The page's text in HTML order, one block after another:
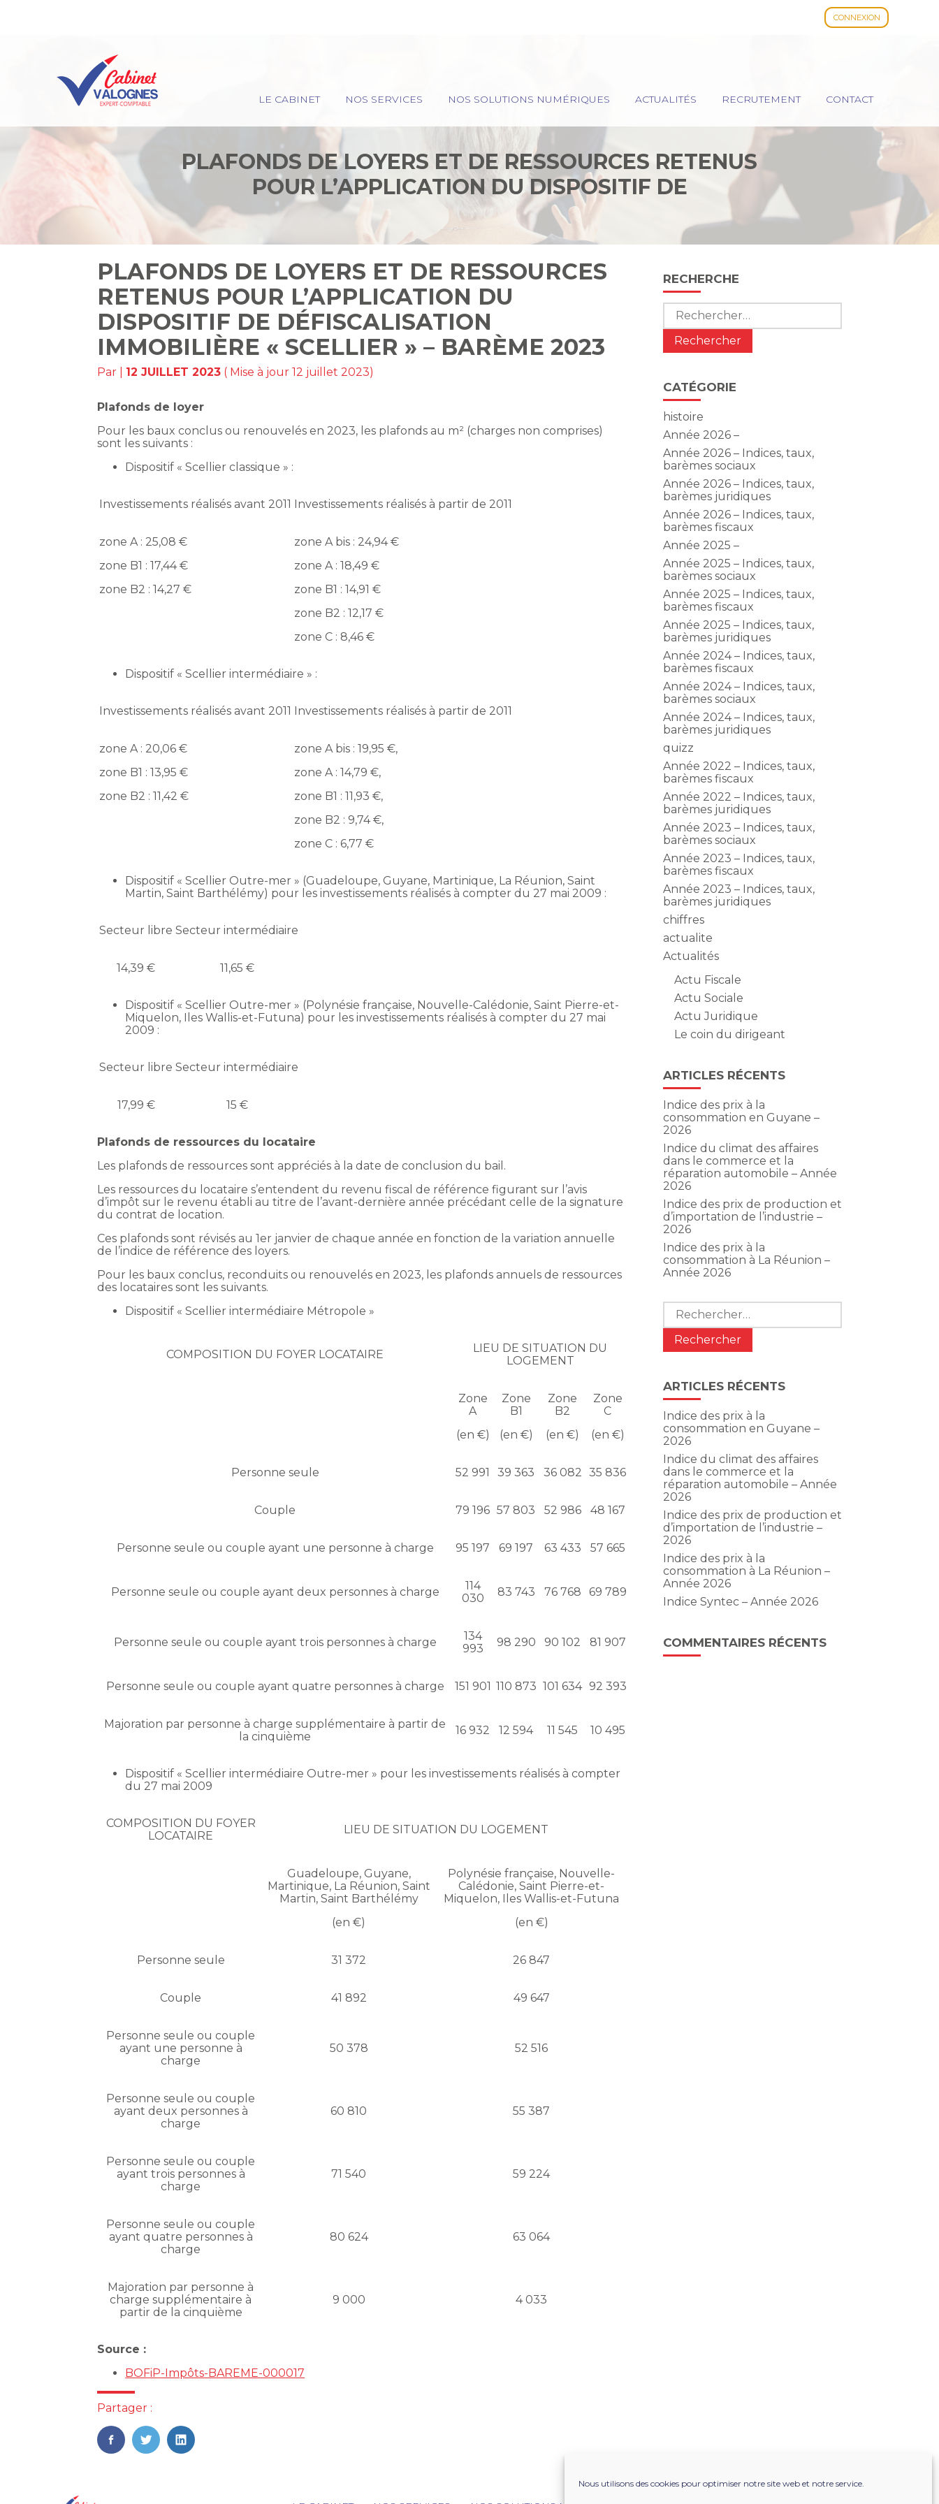
Nous utilisons des cookies pour optimiser notre site web et notre service.
CONNEXION
au
contenu
Principal
LE CABINET NOS SERVICES NOS SOLUTIONS NUMÉRIQUES ACTUALITÉS RECRUTEMENT CONTACT
PLAFONDS DE LOYERS ET DE RESSOURCES RETENUS
POUR L’APPLICATION DU DISPOSITIF DE
DÉFISCALISATION IMMOBILIÈRE « SCELLIER » – BARÈME
2023
PLAFONDS DE LOYERS ET DE RESSOURCES
RETENUS POUR L’APPLICATION DU
DISPOSITIF DE DÉFISCALISATION
IMMOBILIÈRE « SCELLIER » – BARÈME 2023
Par 12 JUILLET 2023 ( Mise à jour 12 juillet 2023)
Plafonds de loyer
Pour les baux conclus ou renouvelés en 2023, les plafonds au m² (charges non comprises)
sont les suivants :
Dispositif « Scellier classique » :
Investissements réalisés avant 2011 Investissements réalisés à partir de 2011
zone A : 25,08 €
zone B1 : 17,44 €
zone B2 : 14,27 €
zone A bis : 24,94 €
zone A : 18,49 €
zone B1 : 14,91 €
zone B2 : 12,17 €
zone C : 8,46 €
Dispositif « Scellier intermédiaire » :
Investissements réalisés avant 2011 Investissements réalisés à partir de 2011
zone A : 20,06 €
zone B1 : 13,95 €
zone B2 : 11,42 €
zone A bis : 19,95 €,
zone A : 14,79 €,
zone B1 : 11,93 €,
zone B2 : 9,74 €,
zone C : 6,77 €
Dispositif « Scellier Outre-mer » (Guadeloupe, Guyane, Martinique, La Réunion, Saint
Martin, Saint Barthélémy) pour les investissements réalisés à compter du 27 mai 2009 :
Secteur libre Secteur intermédiaire
14,39 € 11,65 €
Dispositif « Scellier Outre-mer » (Polynésie française, Nouvelle-Calédonie, Saint Pierre-et-
Miquelon, Iles Wallis-et-Futuna) pour les investissements réalisés à compter du 27 mai
2009 :
Secteur libre Secteur intermédiaire
17,99 € 15 €
Plafonds de ressources du locataire
Les plafonds de ressources sont appréciés à la date de conclusion du bail.
Les ressources du locataire s’entendent du revenu fiscal de référence figurant sur l’avis
d’impôt sur le revenu établi au titre de l’avant-dernière année précédant celle de la signature
du contrat de location.
Ces plafonds sont révisés au 1er janvier de chaque année en fonction de la variation annuelle
de l’indice de référence des loyers.
Pour les baux conclus, reconduits ou renouvelés en 2023, les plafonds annuels de ressources
des locataires sont les suivants.
Dispositif « Scellier intermédiaire Métropole »
COMPOSITION DU FOYER LOCATAIRE
LIEU DE SITUATION DU
LOGEMENT
Zone
A
(en €)
Zone
B1
(en €)
Zone
B2
(en €)
Zone
C
(en €)
Personne seule 52 991 39 363 36 082 35 836
Couple 79 196 57 803 52 986 48 167
Personne seule ou couple ayant une personne à charge 95 197 69 197 63 433 57 665
Personne seule ou couple ayant deux personnes à charge
114
030
83 743 76 768 69 789
Personne seule ou couple ayant trois personnes à charge
134
993
98 290 90 102 81 907
Personne seule ou couple ayant quatre personnes à charge 151 901 110 873 101 634 92 393
Majoration par personne à charge supplémentaire à partir de
la cinquième
16 932 12 594 11 545 10 495
Dispositif « Scellier intermédiaire Outre-mer » pour les investissements réalisés à compter
du 27 mai 2009
COMPOSITION DU FOYER
LOCATAIRE
LIEU DE SITUATION DU LOGEMENT
Guadeloupe, Guyane,
Martinique, La Réunion, Saint
Martin, Saint Barthélémy
(en €)
Polynésie française, Nouvelle-
Calédonie, Saint Pierre-et-
Miquelon, Iles Wallis-et-Futuna
(en €)
Personne seule 31 372 26 847
Couple 41 892 49 647
Personne seule ou couple
ayant une personne à
charge
50 378 52 516
Personne seule ou couple
ayant deux personnes à
charge
60 810 55 387
Personne seule ou couple
ayant trois personnes à
charge
71 540 59 224
Personne seule ou couple
ayant quatre personnes à
charge
80 624 63 064
Majoration par personne à
charge supplémentaire à
partir de la cinquième
9 000 4 033
Source :
BOFiP-Impôts-BAREME-000017
Partager :
FaceBook
TwitterLinkedIn
Blog
sidebar
RECHERCHE
Rechercher :
CATÉGORIE
histoire
Année 2026 –
Année 2026 – Indices, taux,
barèmes sociaux
Année 2026 – Indices, taux,
barèmes juridiques
Année 2026 – Indices, taux,
barèmes fiscaux
Année 2025 –
Année 2025 – Indices, taux,
barèmes sociaux
Année 2025 – Indices, taux,
barèmes fiscaux
Année 2025 – Indices, taux,
barèmes juridiques
Année 2024 – Indices, taux,
barèmes fiscaux
Année 2024 – Indices, taux,
barèmes sociaux
Année 2024 – Indices, taux,
barèmes juridiques
quizz
Année 2022 – Indices, taux,
barèmes fiscaux
Année 2022 – Indices, taux,
barèmes juridiques
Année 2023 – Indices, taux,
barèmes sociaux
Année 2023 – Indices, taux,
barèmes fiscaux
Année 2023 – Indices, taux,
barèmes juridiques
chiffres
actualite
Actualités
Actu Fiscale
Actu Sociale
Actu Juridique
Le coin du dirigeant
ARTICLES RÉCENTS
Indice des prix à la
consommation en Guyane –
2026
Indice du climat des affaires
dans le commerce et la
réparation automobile – Année
2026
Indice des prix de production et
d’importation de l’industrie –
2026
Indice des prix à la
consommation à La Réunion –
Année 2026
Rechercher :
ARTICLES RÉCENTS
Indice des prix à la
consommation en Guyane –
2026
Indice du climat des affaires
dans le commerce et la
réparation automobile – Année
2026
Indice des prix de production et
d’importation de l’industrie –
2026
Indice des prix à la
consommation à La Réunion –
Année 2026
Indice Syntec – Année 2026
COMMENTAIRES RÉCENTS